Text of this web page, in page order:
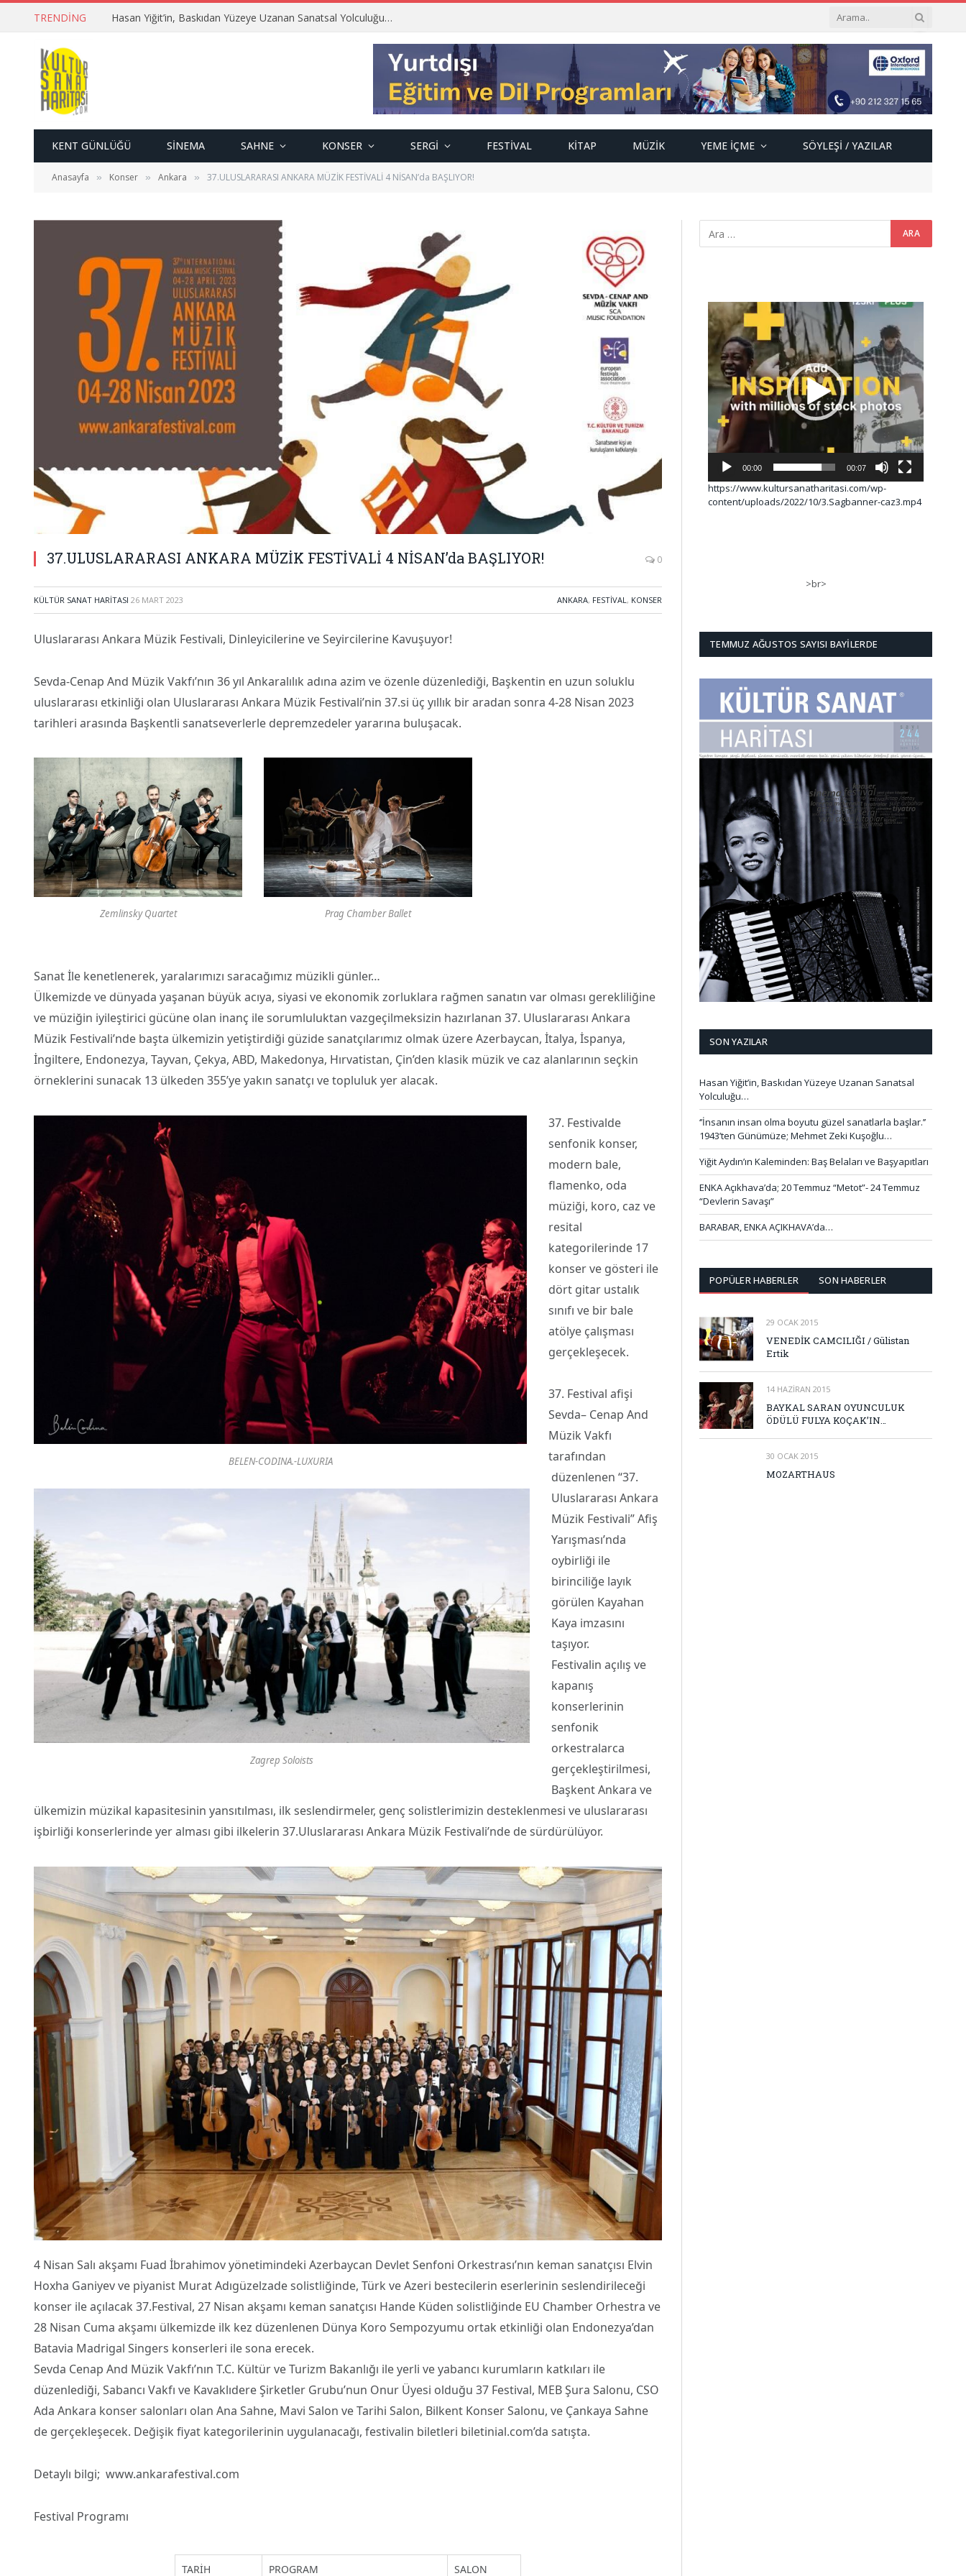
TRENDING Hasan Yiğit’in, Baskıdan Yüzeye Uzanan Sanatsal Yolculuğu…
KENT GÜNLÜĞÜ SINEMA SAHNE KONSER SERGI FESTIVAL KITAP MÜZIK YEME İÇME SÖYLEŞI / YAZILAR
Anasayfa » Konser » Ankara » 37.ULUSLARARASI ANKARA MÜZİK FESTİVALİ 4 NİSAN’da BAŞLIYOR!
37.ULUSLARARASI ANKARA MÜZİK FESTİVALİ 4 NİSAN’da BAŞLIYOR! 0
KÜLTÜR SANAT HARITASI 26 MART 2023 ANKARA, FESTIVAL, KONSER
Uluslararası Ankara Müzik Festivali, Dinleyicilerine ve Seyircilerine Kavuşuyor!
Sevda-Cenap And Müzik Vakfı’nın 36 yıl Ankaralılık adına azim ve özenle düzenlediği, Başkentin en uzun soluklu
uluslararası etkinliği olan Uluslararası Ankara Müzik Festivali’nin 37.si üç yıllık bir aradan sonra 4-28 Nisan 2023
tarihleri arasında Başkentli sanatseverlerle depremzedeler yararına buluşacak.
Zemlinsky Quartet Prag Chamber Ballet
Sanat İle kenetlenerek, yaralarımızı saracağımız müzikli günler…
Ülkemizde ve dünyada yaşanan büyük acıya, siyasi ve ekonomik zorluklara rağmen sanatın var olması gerekliliğine
ve müziğin iyileştirici gücüne olan inanç ile sorumluluktan vazgeçilmeksizin hazırlanan 37. Uluslararası Ankara
Müzik Festivali’nde başta ülkemizin yetiştirdiği güzide sanatçılarımız olmak üzere Azerbaycan, İtalya, İspanya,
İngiltere, Endonezya, Tayvan, Çekya, ABD, Makedonya, Hırvatistan, Çin’den klasik müzik ve caz alanlarının seçkin
örneklerini sunacak 13 ülkeden 355’ye yakın sanatçı ve topluluk yer alacak.
BELEN-CODINA.-LUXURIA
Zagrep Soloists
37. Festivalde
senfonik konser,
modern bale,
flamenko, oda
müziği, koro, caz ve
resital
kategorilerinde 17
konser ve gösteri ile
dört gitar ustalık
sınıfı ve bir bale
atölye çalışması
gerçekleşecek.
37. Festival afişi
Sevda– Cenap And
Müzik Vakfı
tarafından
düzenlenen “37.
Uluslararası Ankara
Müzik Festivali” Afiş
Yarışması’nda
oybirliği ile
birinciliğe layık
görülen Kayahan
Kaya imzasını
taşıyor.
Festivalin açılış ve
kapanış
konserlerinin
senfonik
orkestralarca
gerçekleştirilmesi,
Başkent Ankara ve
ülkemizin müzikal kapasitesinin yansıtılması, ilk seslendirmeler, genç solistlerimizin desteklenmesi ve uluslararası
işbirliği konserlerinde yer alması gibi ilkelerin 37.Uluslararası Ankara Müzik Festivali’nde de sürdürülüyor.
4 Nisan Salı akşamı Fuad İbrahimov yönetimindeki Azerbaycan Devlet Senfoni Orkestrası’nın keman sanatçısı Elvin
Hoxha Ganiyev ve piyanist Murat Adıgüzelzade solistliğinde, Türk ve Azeri bestecilerin eserlerinin seslendirileceği
konser ile açılacak 37.Festival, 27 Nisan akşamı keman sanatçısı Hande Küden solistliğinde EU Chamber Orhestra ve
28 Nisan Cuma akşamı ülkemizde ilk kez düzenlenen Dünya Koro Sempozyumu ortak etkinliği olan Endonezya’dan
Batavia Madrigal Singers konserleri ile sona erecek.
Sevda Cenap And Müzik Vakfı’nın T.C. Kültür ve Turizm Bakanlığı ile yerli ve yabancı kurumların katkıları ile
düzenlediği, Sabancı Vakfı ve Kavaklıdere Şirketler Grubu’nun Onur Üyesi olduğu 37 Festival, MEB Şura Salonu, CSO
Ada Ankara konser salonları olan Ana Sahne, Mavi Salon ve Tarihi Salon, Bilkent Konser Salonu, ve Çankaya Sahne
de gerçekleşecek. Değişik fiyat kategorilerinin uygulanacağı, festivalin biletleri biletinial.com’da satışta.
Detaylı bilgi; www.ankarafestival.com
Festival Programı
TARİH PROGRAM SALON
Video
oynatıcı
00:00 00:07
https://www.kultursanatharitasi.com/wp-
content/uploads/2022/10/3.Sagbanner-caz3.mp4
>br>
TEMMUZ AĞUSTOS SAYISI BAYILERDE
SON YAZILAR
Hasan Yiğit’in, Baskıdan Yüzeye Uzanan Sanatsal
Yolculuğu…
‘’İnsanın insan olma boyutu güzel sanatlarla başlar.’’
1943’ten Günümüze; Mehmet Zeki Kuşoğlu…
Yiğit Aydın’ın Kaleminden: Baş Belaları ve Başyapıtları
ENKA Açıkhava’da; 20 Temmuz “Metot”- 24 Temmuz
“Devlerin Savaşı”
BARABAR, ENKA AÇIKHAVA’da…
POPÜLER HABERLER SON HABERLER
29 OCAK 2015
VENEDİK CAMCILIĞI / Gülistan
Ertik
14 HAZIRAN 2015
BAYKAL SARAN OYUNCULUK
ÖDÜLÜ FULYA KOÇAK’IN…
30 OCAK 2015
MOZARTHAUS